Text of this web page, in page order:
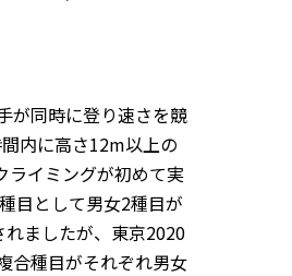
が同時に登り速さを競
内に高さ12m以上の
ライミングが初めて実
目として男女2種目が
ましたが、東京2020
合種目がそれぞれ男女